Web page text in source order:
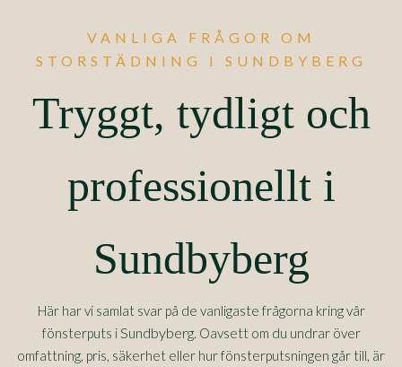
VANLIGA FRÅGOR OM
STORSTÄDNING I SUNDBYBERG
Tryggt, tydligt och
professionellt i
Sundbyberg
Här har vi samlat svar på de vanligaste frågorna kring vår
fönsterputs iSundbyberg. Oavsett om du undrar över
omfattning, pris, säkerhet eller hur fönsterputsningen går till, är